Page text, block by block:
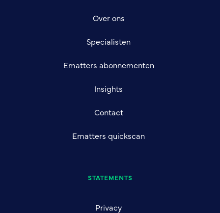
Over ons
Specialisten
Ematters abonnementen
Insights
Contact
Ematters quickscan
STATEMENTS
Privacy